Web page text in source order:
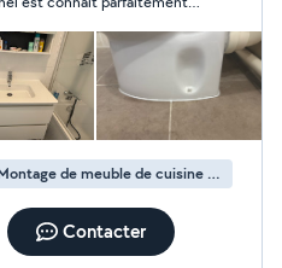
d'étagères, cadres,
de luminaires et
de bricolage * Petite
de robinets, mitigeurs,
joints, siphons,
réparation de petites
de plomberie courantes.
votre intérieur, je laisse
à fournir un travail de
rapide et satisfaction
Montage de meuble de cuisine en kit
Contacter